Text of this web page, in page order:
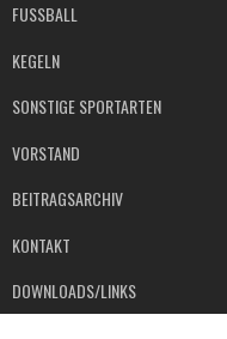
FUSSBALL
KEGELN
SONSTIGE SPORTARTEN
VORSTAND
BEITRAGSARCHIV
KONTAKT
DOWNLOADS/LINKS